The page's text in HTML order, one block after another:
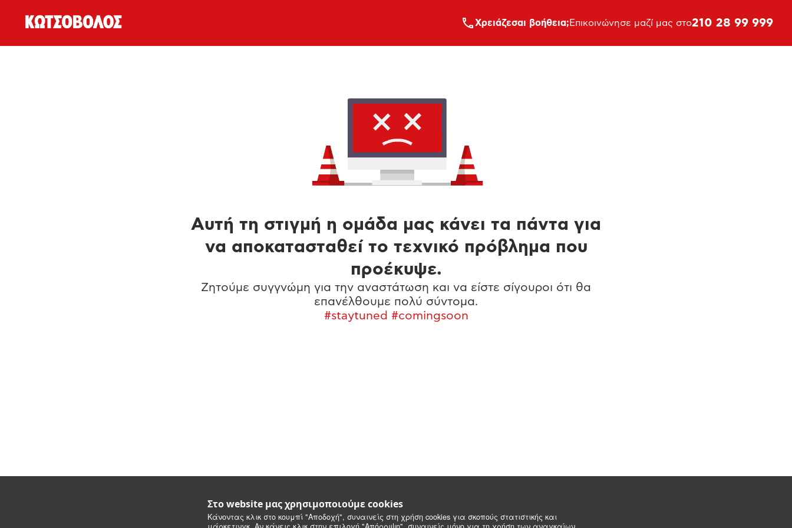
Στο website μας χρησιμοποιούμε cookies
Κάνοντας κλικ στο κουμπί "Αποδοχή", συναινείς στη χρήση cookies για σκοπούς στατιστικής και
Xρειάζεσαι βοήθεια; Επικοινώνησε μαζί μας στο210 28 99 999
Αυτή τη στιγμή η ομάδα μας κάνει τα πάντα για
να αποκατασταθεί το τεχνικό πρόβλημα που
προέκυψε.
Ζητούμε συγγνώμη για την αναστάτωση και να είστε σίγουροι ότι θα
επανέλθουμε πολύ σύντομα.
#staytuned #comingsoon